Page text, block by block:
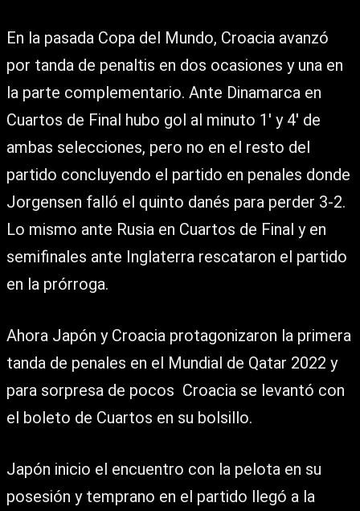
En la pasada Copa del Mundo, Croacia avanzó
por tanda de penaltis en dos ocasiones y una en
la parte complementario. Ante Dinamarca en
Cuartos de Final hubo gol al minuto 1′ y 4′ de
ambas selecciones, pero no en el resto del
partido concluyendo el partido en penales donde
Jorgensen falló el quinto danés para perder 3-2.
Lo mismo ante Rusia en Cuartos de Final y en
semifinales ante Inglaterra rescataron el partido
en la prórroga.
Ahora Japón y Croacia protagonizaron la primera
tanda de penales en el Mundial de Qatar 2022 y
para sorpresa de pocos Croacia se levantó con
el boleto de Cuartos en su bolsillo.
Japón inicio el encuentro con la pelota en su
posesión y temprano en el partido llegó a la